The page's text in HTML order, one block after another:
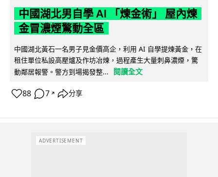
中國湖北男自學 AI 「煉金術」 屋內煉
金冒濃煙驚動全區
中國湖北黃石一名男子見金價高企，利用 AI 自學提煉黃金，在
租住單位私設高壓爐及作坊冶煉，過程產生大量刺鼻濃煙，驚
動鄰居報警。警方到場揭發整...
閱讀全文
88 7 ↗ 分享
ADVERTISEMENT